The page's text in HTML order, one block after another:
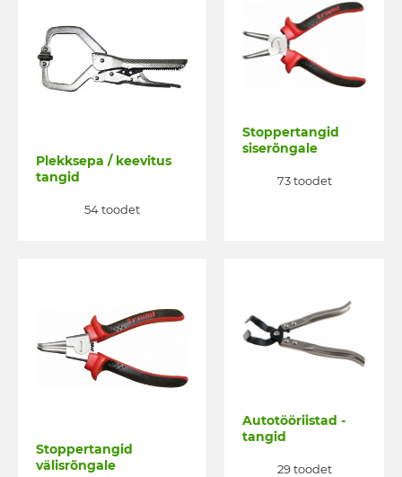
Plekksepa / keevitus
tangid
54 toodet
Stoppertangid
siserõngale
73 toodet
Stoppertangid
välisrõngale
Autotööriistad -
tangid
29 toodet